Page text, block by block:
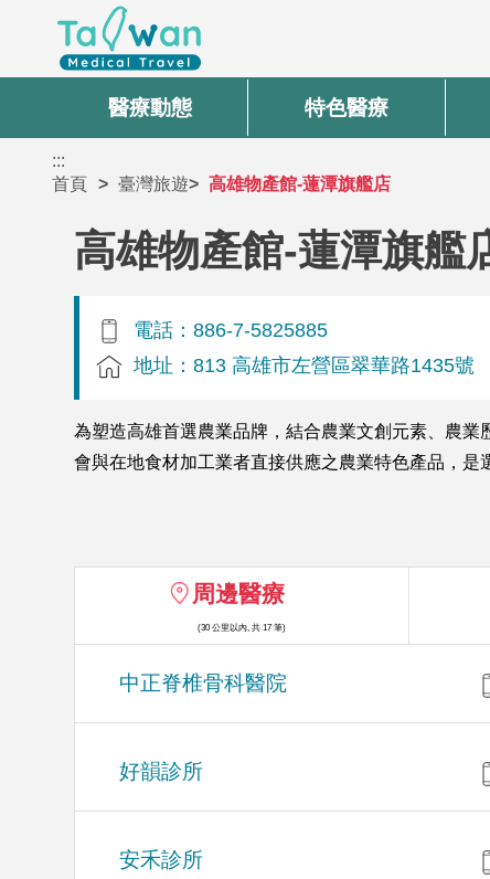
醫療動態 特色醫療
:::
首頁
臺灣旅遊 高雄物產館-蓮潭旗艦店
高雄物產館-蓮潭旗艦
電話：886-7-5825885
地址：813 高雄市左營區翠華路1435號
為塑造高雄首選農業品牌，結合農業文創元素、農
會與在地食材加工業者直接供應之農業特色產品，
周邊醫療
(30 公里以內, 共 17 筆)
中正脊椎骨科醫院
好韻診所
安禾診所